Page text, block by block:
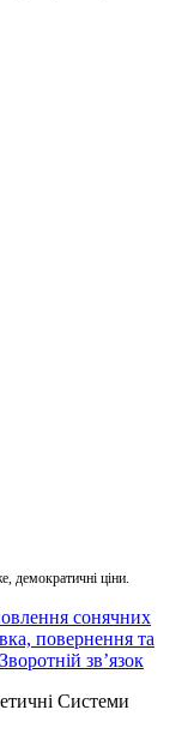
демократичні ціни.
сонячних
повернення та
Зворотній зв’язок
Системи